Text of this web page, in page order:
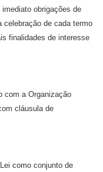
obrigações de
celebração de cada termo
finalidades de interesse
com a Organização
cláusula de
como conjunto de